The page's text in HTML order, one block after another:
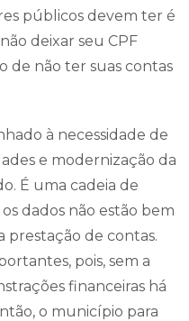
públicos devem ter é
deixar seu CPF
de não ter suas contas
à necessidade de
e modernização da
É uma cadeia de
dados não estão bem
prestação de contas.
pois, sem a
financeiras há
o município para